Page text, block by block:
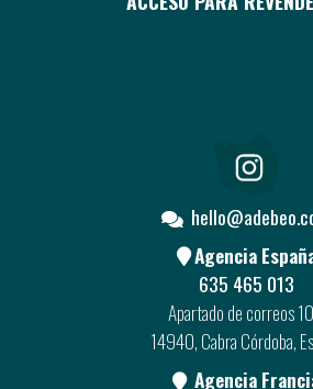
Agencia
635 465 013
Apartado de correos
14940, Cabra Córdoba,
Agencia